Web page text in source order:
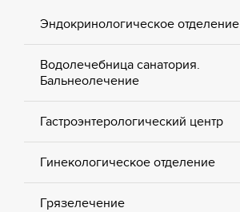
Эндокринологическое отделение
Водолечебница санатория.
Бальнеолечение
Гастроэнтерологический центр
Гинекологическое отделение
Грязелечение